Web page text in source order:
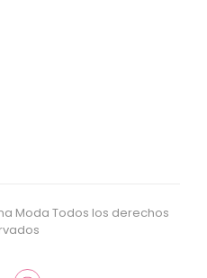
Moda Todos los derechos